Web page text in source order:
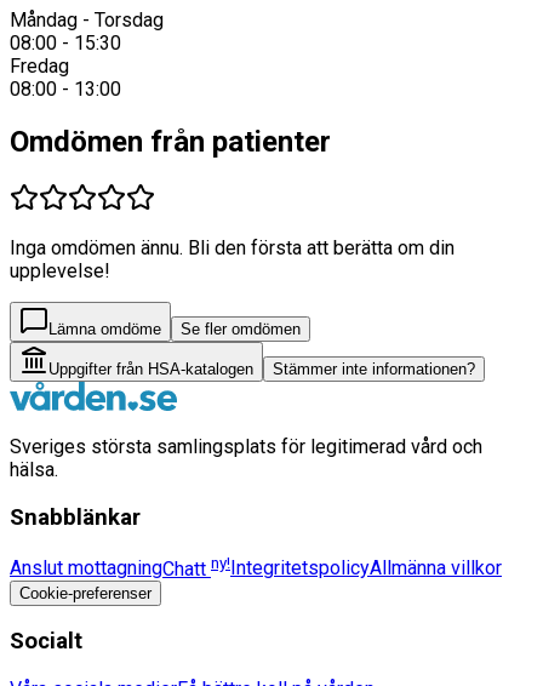
Måndag - Torsdag
08:00 - 15:30
Fredag
08:00 - 13:00
Omdömen från patienter
Inga omdömen ännu. Bli den första att berätta om din
upplevelse!
Lämna omdöme Se fler omdömen
Uppgifter från HSA-katalogen Stämmer inte informationen?
Sveriges största samlingsplats för legitimerad vård och
hälsa.
Snabblänkar
Anslut mottagningChatt ny! IntegritetspolicyAllmänna villkor
Cookie-preferenser
Socialt